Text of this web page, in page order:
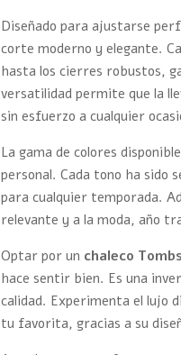
Diseñado para ajustarse
corte moderno y elegante.
hasta los cierres robustos,
versatilidad permite que la
sin esfuerzo a cualquier
La gama de colores
personal. Cada tono ha sido
para cualquier temporada.
relevante y a la moda, año
Optar por un chaleco
hace sentir bien. Es una
calidad. Experimenta el lujo
tu favorita, gracias a su